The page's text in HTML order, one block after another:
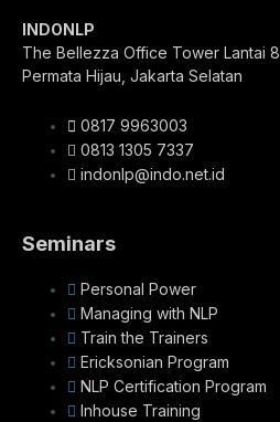
INDONLP
The Bellezza Office Tower Lantai 8
Permata Hijau, Jakarta Selatan
0817 9963003
0813 1305 7337
indonlp@indo.net.id
Seminars
Personal Power
Managing with NLP
Train the Trainers
Ericksonian Program
NLP Certification Program
Inhouse Training